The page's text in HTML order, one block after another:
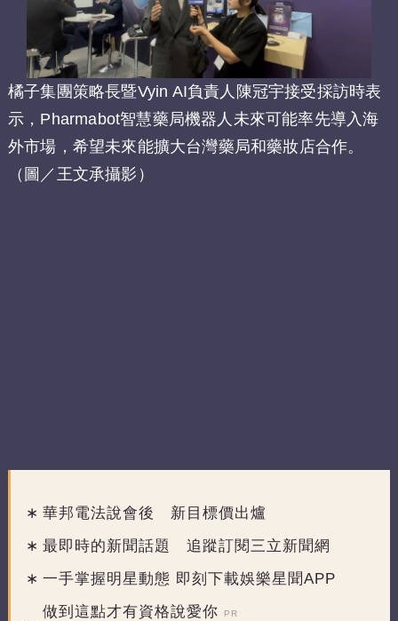
橘子集團策略長暨Vyin AI負責人陳冠宇接受採訪時表
示，Pharmabot智慧藥局機器人未來可能率先導入海
外市場，希望未來能擴大台灣藥局和藥妝店合作。
（圖／王文承攝影）
華邦電法說會後 新目標價出爐
最即時的新聞話題 追蹤訂閱三立新聞網
一手掌握明星動態 即刻下載娛樂星聞APP
做到這點才有資格說愛你
PR